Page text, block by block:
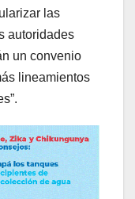
las
autoridades
un convenio
lineamientos